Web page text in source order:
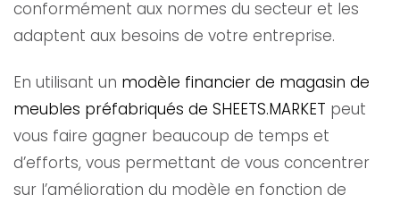
conformément aux normes du secteur et les
adaptent aux besoins de votre entreprise.
En utilisant un modèle financier de magasin de
meubles préfabriqués de SHEETS.MARKET peut
vous faire gagner beaucoup de temps et
d’efforts, vous permettant de vous concentrer
sur l’amélioration du modèle en fonction de